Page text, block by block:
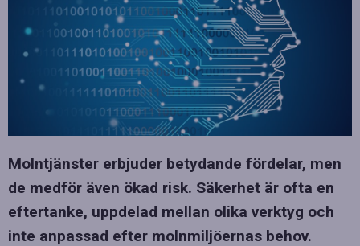
Molntjänster erbjuder betydande fördelar, men
de medför även ökad risk. Säkerhet är ofta en
eftertanke, uppdelad mellan olika verktyg och
inte anpassad efter molnmiljöernas behov.